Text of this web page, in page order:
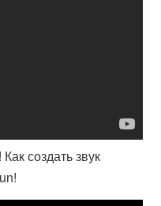
создать звук